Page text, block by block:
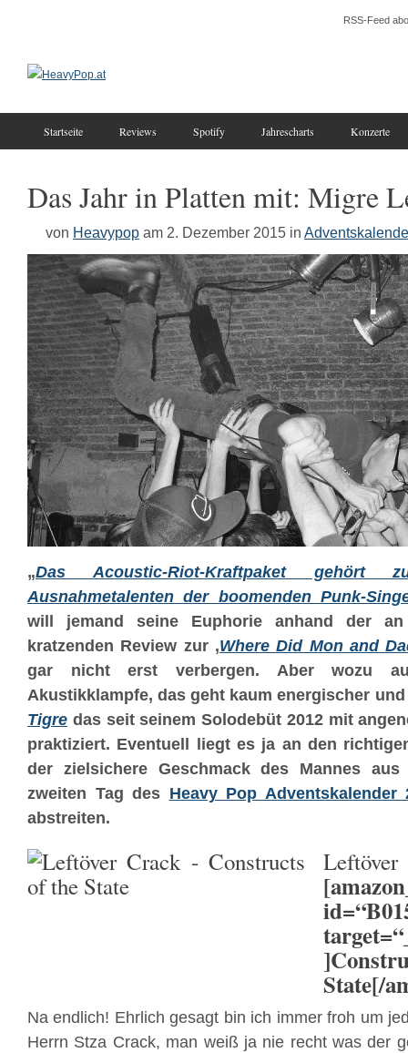
RSS-Feed
Startseite Reviews Spotify Jahrescharts Konzerte
Das Jahr in Platten mit: Migre
von Heavypop am 2. Dezember 2015 in
„Das Acoustic-Riot-Kraftpaket gehört
Ausnahmetalenten der boomenden Punk-
will jemand seine Euphorie anhand der an
kratzenden Review zur ‚Where Did Mon and
gar nicht erst verbergen. Aber wozu
Akustikklampfe, das geht kaum energischer
Tigre das seit seinem Solodebüt 2012 mit
praktiziert. Eventuell liegt es ja an den
der zielsichere Geschmack des Mannes
zweiten Tag des Heavy Pop Adventskalender
abstreiten.
State[/
Na endlich! Ehrlich gesagt bin ich immer froh um
Herrn Stza Crack, man weiß ja nie recht was der